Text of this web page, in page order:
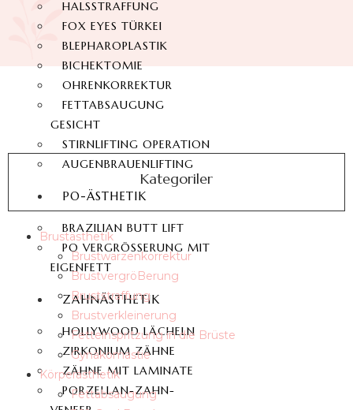
HALSSTRAFFUNG
FOX EYES TÜRKEI
BLEPHAROPLASTIK
BICHEKTOMIE
OHRENKORREKTUR
FETTABSAUGUNG
GESICHT
STIRNLIFTING OPERATION
AUGENBRAUENLIFTING
PO-ÄSTHETIK
BRAZILIAN BUTT LIFT
PO VERGRÖSSERUNG MIT E
IGENFETT
ZAHNÄSTHETIK
HOLLYWOOD LÄCHELN
ZIRKONIUM ZÄHNE
ZÄHNE MIT LAMINATE
PORZELLAN-ZAHN-
Kategoriler
Brustästhetik
Brustwarzenkorrektur
BrustvergröBerung
Bruststraffung
Brustverkleinerung
Fetteinspritzung in die Brüste
Gynäkomastie
Körperästhetik
Fettabsaugung